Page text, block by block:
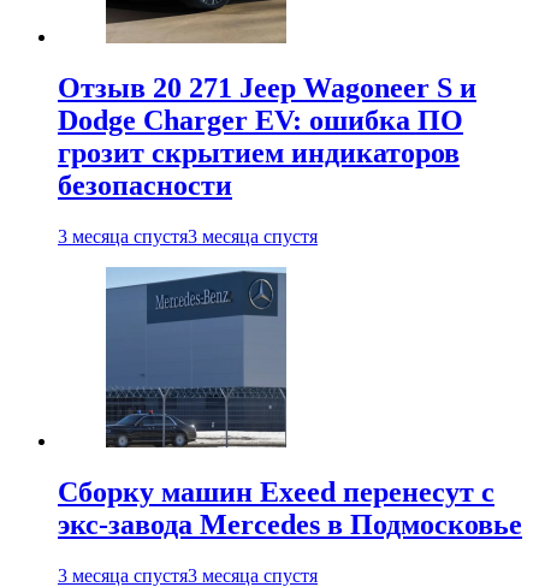
Отзыв 20 271 Jeep Wagoneer S и
Dodge Charger EV: ошибка ПО
грозит скрытием индикаторов
безопасности
3 месяца спустя3 месяца спустя
Сборку машин Exeed перенесут с
экс-завода Mercedes в Подмосковье
3 месяца спустя3 месяца спустя